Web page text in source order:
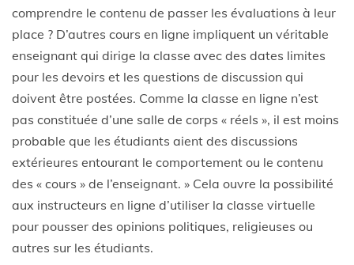
comprendre le contenu de passer les évaluations à leur
place ? D’autres cours en ligne impliquent un véritable
enseignant qui dirige la classe avec des dates limites
pour les devoirs et les questions de discussion qui
doivent être postées. Comme la classe en ligne n’est
pas constituée d’une salle de corps « réels », il est moins
probable que les étudiants aient des discussions
extérieures entourant le comportement ou le contenu
des « cours » de l’enseignant. » Cela ouvre la possibilité
aux instructeurs en ligne d’utiliser la classe virtuelle
pour pousser des opinions politiques, religieuses ou
autres sur les étudiants.